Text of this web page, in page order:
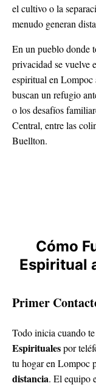
el cultivo o la
menudo generan
En un pueblo donde
privacidad se vuelve
espiritual en
buscan un refugio
o los desafíos
Central, entre las
Buellton.
Cómo
Espiritual
Primer
Todo inicia cuando
Espiritualespor
tu hogar en Lompoc
distancia. El equipo